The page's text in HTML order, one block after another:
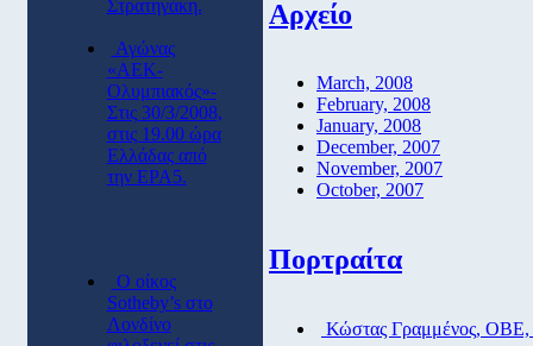
Στρατηγάκη.
Αγώνας
«ΑΕΚ-
Ολυμπιακός»-
Στις 30/3/2008,
στις 19.00 ώρα
Ελλάδας από
την ΕΡΑ5.
O οίκος
Sotheby’s στο
Λονδίνο
Αρχείο
March, 2008
February, 2008
January, 2008
December, 2007
November, 2007
October, 2007
Πορτραίτα
Κώστας Γραμμένος, ΟΒΕ,